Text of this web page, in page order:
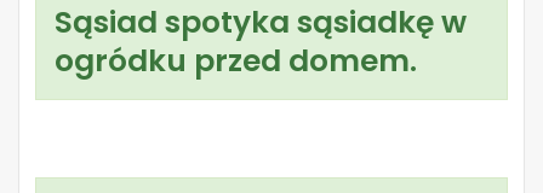
Sąsiad spotyka sąsiadkę w
ogródku przed domem.